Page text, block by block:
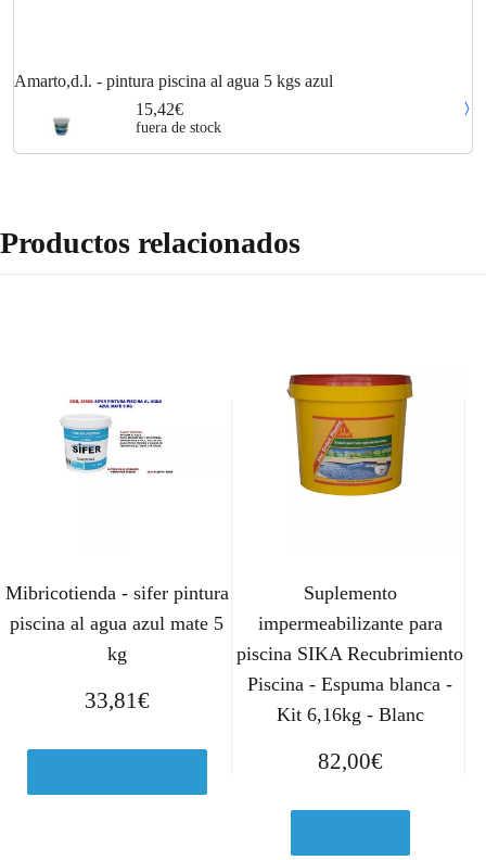
Amarto,d.l. - pintura piscina al agua 5 kgs azul
15,42€
fuera de stock
Productos relacionados
Mibricotienda - sifer pintura
piscina al agua azul mate 5
kg
33,81€
Suplemento
impermeabilizante para
piscina SIKA Recubrimiento
Piscina - Espuma blanca -
Kit 6,16kg - Blanc
82,00€